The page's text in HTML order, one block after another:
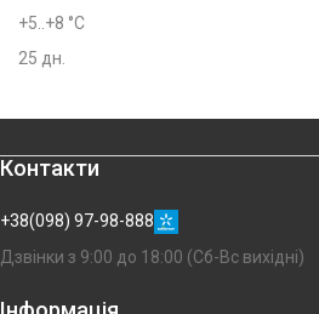
+5..+8 °C
25 дн.
Контакти
+38(098) 97-98-888
Дзвінки з 9:00 до 18:00 (Сб-Вс вихідні)